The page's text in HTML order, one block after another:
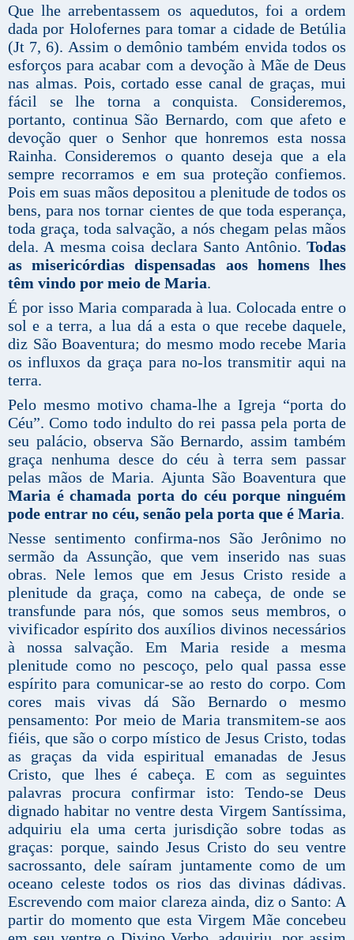
Que lhe arrebentassem os aquedutos, foi a ordem
dada por Holofernes para tomar a cidade de Betúlia
(Jt 7, 6). Assim o demônio também envida todos os
esforços para acabar com a devoção à Mãe de Deus
nas almas. Pois, cortado esse canal de graças, mui
fácil se lhe torna a conquista. Consideremos,
portanto, continua São Bernardo, com que afeto e
devoção quer o Senhor que honremos esta nossa
Rainha. Consideremos o quanto deseja que a ela
sempre recorramos e em sua proteção confiemos.
Pois em suas mãos depositou a plenitude de todos os
bens, para nos tornar cientes de que toda esperança,
toda graça, toda salvação, a nós chegam pelas mãos
dela. A mesma coisa declara Santo Antônio. Todas
as misericórdias dispensadas aos homens lhes
têm vindo por meio de Maria.
É por isso Maria comparada à lua. Colocada entre o
sol e a terra, a lua dá a esta o que recebe daquele,
diz São Boaventura; do mesmo modo recebe Maria
os influxos da graça para no-los transmitir aqui na
terra.
Pelo mesmo motivo chama-lhe a Igreja “porta do
Céu”. Como todo indulto do rei passa pela porta de
seu palácio, observa São Bernardo, assim também
graça nenhuma desce do céu à terra sem passar
pelas mãos de Maria. Ajunta São Boaventura que
Maria é chamada porta do céu porque ninguém
pode entrar no céu, senão pela porta que é Maria.
Nesse sentimento confirma-nos São Jerônimo no
sermão da Assunção, que vem inserido nas suas
obras. Nele lemos que em Jesus Cristo reside a
plenitude da graça, como na cabeça, de onde se
transfunde para nós, que somos seus membros, o
vivificador espírito dos auxílios divinos necessários
à nossa salvação. Em Maria reside a mesma
plenitude como no pescoço, pelo qual passa esse
espírito para comunicar-se ao resto do corpo. Com
cores mais vivas dá São Bernardo o mesmo
pensamento: Por meio de Maria transmitem-se aos
fiéis, que são o corpo místico de Jesus Cristo, todas
as graças da vida espiritual emanadas de Jesus
Cristo, que lhes é cabeça. E com as seguintes
palavras procura confirmar isto: Tendo-se Deus
dignado habitar no ventre desta Virgem Santíssima,
adquiriu ela uma certa jurisdição sobre todas as
graças: porque, saindo Jesus Cristo do seu ventre
sacrossanto, dele saíram juntamente como de um
oceano celeste todos os rios das divinas dádivas.
Escrevendo com maior clareza ainda, diz o Santo: A
partir do momento que esta Virgem Mãe concebeu